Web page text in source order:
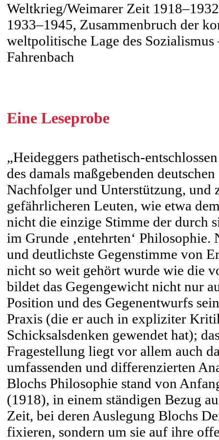
Weltkrieg/Weimarer Zeit
1933–1945, Zusammenbruch der
weltpolitische Lage des
Fahrenbach
Eine Leseprobe
„Heideggers pathetisch-
des damals maßgebenden
Nachfolger und Unterstützung, und
gefährlicheren Leuten, wie etwa
nicht die einzige Stimme der durch
im Grunde ‚entehrten‘
und deutlichste Gegenstimme von
nicht so weit gehört wurde wie die
bildet das Gegengewicht nicht nur
Position und des Gegenentwurfs
Praxis (die er auch in expliziter
Schicksalsdenken gewendet hat);
Fragestellung liegt vor allem auch
umfassenden und differenzierten
Blochs Philosophie stand von
(1918), in einem ständigen Bezug
Zeit, bei deren Auslegung Blochs
fixieren, sondern um sie auf ihre